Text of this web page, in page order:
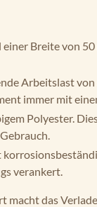
Breite von
Arbeitslast
immer mit
Polyester.
verankert.
das